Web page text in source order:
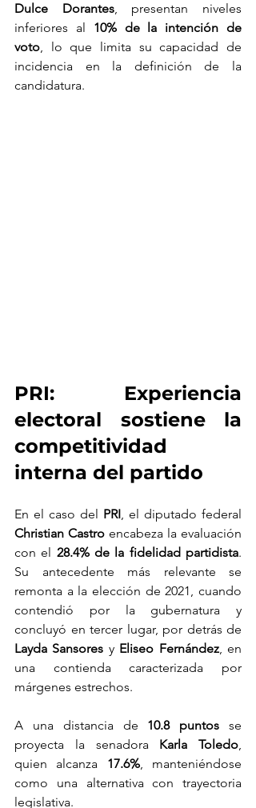
Dulce Dorantes, presentan niveles
inferiores al 10% de la intención de
voto, lo que limita su capacidad de
incidencia en la definición de la
candidatura.
PRI: Experiencia
electoral sostiene la
competitividad
interna del partido
En el caso del PRI
Christian Castro encabeza la evaluación
con el 28.4% de la fidelidad partidista.
Su antecedente más relevante se
remonta a la elección de 2021, cuando
contendió por la gubernatura y
Layda Sansores y Eliseo Fernández, en
una contienda caracterizada por
márgenes estrechos.
A una distancia de 10.8 puntos se
proyecta la senadora Karla Toledo,
quien alcanza 17.6%, manteniéndose
como una alternativa con trayectoria
legislativa.